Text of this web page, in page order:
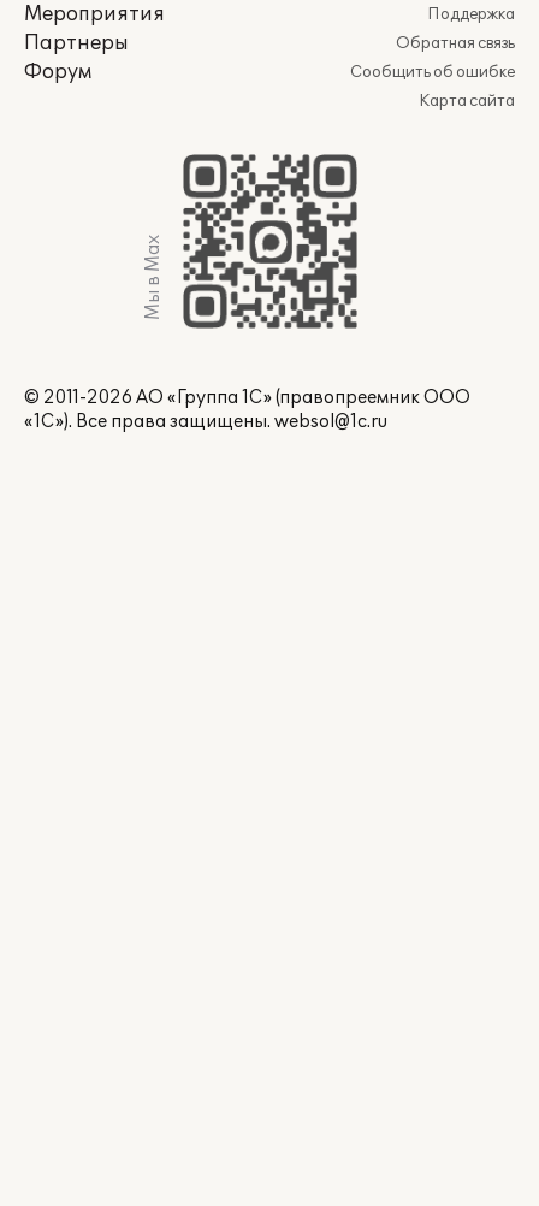
Мероприятия
Партнеры
Форум
Поддержка
Обратная связь
Сообщить об ошибке
Карта сайта
Мы в Max
© 2011-2026 АО «Группа 1С» (правопреемник ООО
«1С»). Все права защищены. websol@1c.ru